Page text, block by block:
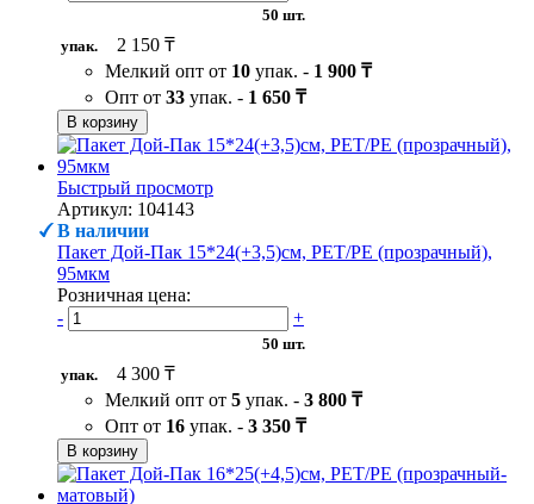
50 шт.
упак.
2 150 ₸
Мелкий опт от 10 упак. - 1 900 ₸
Опт от 33 упак. - 1 650 ₸
В корзину
Быстрый просмотр
Артикул: 104143
В наличии
Пакет Дой-Пак 15*24(+3,5)см, PET/PE (прозрачный),
95мкм
Розничная цена:
-
+
50 шт.
упак.
4 300 ₸
Мелкий опт от 5 упак. - 3 800 ₸
Опт от 16 упак. - 3 350 ₸
В корзину